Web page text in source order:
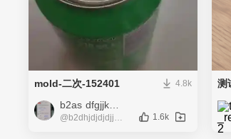
mold-二次-152401 4.8k
b2as dfgjjkkk yyeueu eueueuhchc chchjcjcjcj jjcjcjcjccjcjcjc
@b2dhjdjdjdjjdjd_624883 1.6k